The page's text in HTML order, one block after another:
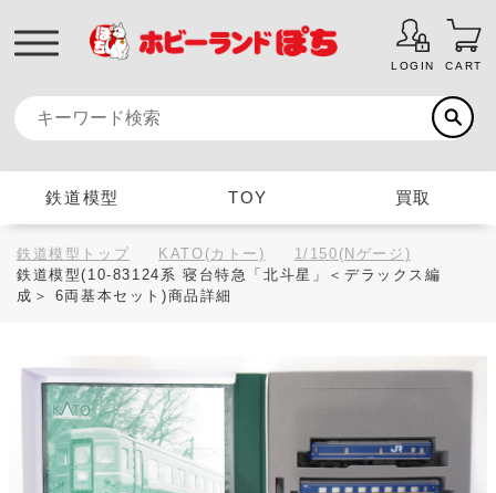
LOGIN CART
鉄道模型 TOY 買取
鉄道模型トップ KATO(カトー)
1/150(Nゲージ)
鉄道模型(10-83124系 寝台特急「北斗星」＜デラックス編
成＞ 6両基本セット)商品詳細